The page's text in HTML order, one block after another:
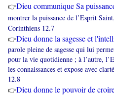
👉Dieu communique Sa
montrer la puissance de l’Esprit
Corinthiens 12.7
👉Dieu donne la sagesse et
parole pleine de sagesse qui lui
pour la vie quotidienne ; à l’autre,
les connaissances et expose avec
12.8
👉Dieu donne le pouvoir de